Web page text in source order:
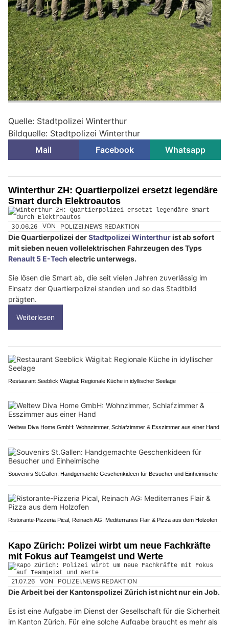
Quelle: Stadtpolizei Winterthur
Bildquelle: Stadtpolizei Winterthur
Mail
Facebook Whatsapp
Winterthur ZH: Quartierpolizei ersetzt legendäre
Smart durch Elektroautos
30.06.26 VON POLIZEI.NEWS REDAKTION
Die Quartierpolizei derStadtpolizei Winterthurist ab sofort
mit sieben neuen vollelektrischen Fahrzeugen des Typs
Renault 5 E-Tech electric unterwegs.
Sie lösen die Smart ab, die seit vielen Jahren zuverlässig im
Einsatz der Quartierpolizei standen und so das Stadtbild
prägten.
Weiterlesen
Restaurant Seeblick Wägital: Regionale Küche in idyllischer Seelage
Weltew Diva Home GmbH: Wohnzimmer, Schlafzimmer & Esszimmer aus einer Hand
Souvenirs St.Gallen: Handgemachte Geschenkideen für Besucher und Einheimische
Ristorante-Pizzeria Pical, Reinach AG: Mediterranes Flair & Pizza aus dem Holzofen
Kapo Zürich: Polizei wirbt um neue Fachkräfte
mit Fokus auf Teamgeist und Werte
21.07.26 VON POLIZEI.NEWS REDAKTION
Die Arbeit bei der Kantonspolizei Zürich ist nicht nur ein Job.
Es ist eine Aufgabe im Dienst der Gesellschaft für die Sicherheit
im Kanton Zürich. Für eine solche Aufgabe braucht es mehr als